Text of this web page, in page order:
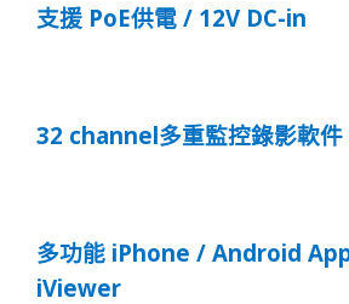
支援 PoE供電 / 12V DC-in
32 channel多重監控錄影軟件
多功能 iPhone / Android
iViewer